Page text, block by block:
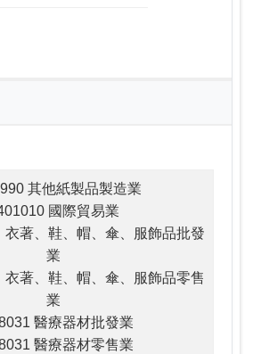
其他紙製品製造業
國際貿易業
衣著、鞋、帽、傘、服飾品批發
業
衣著、鞋、帽、傘、服飾品零售
業
醫療器材批發業
醫療器材零售業